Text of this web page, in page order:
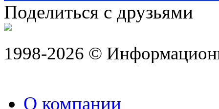
Поделиться с друзьями
1998-2026 ©
О компании